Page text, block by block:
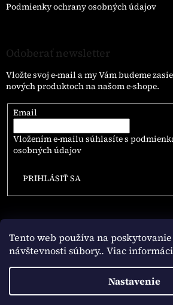
Tento web používa na
návštevnosti súbory.. Viac
Nastavenie
Podmienky ochrany osobných údajov
Odoberať newsletter
Vložte svoj e-mail a my Vám budeme
nových produktoch na našom e-shope.
Email
Vložením e-mailu súhlasíte s
osobných údajov
PRIHLÁSIŤ SA
Vytvoril